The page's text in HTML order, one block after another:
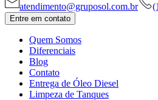
atendimento@gruposol.com.br
Entre em contato
Quem Somos
Diferenciais
Blog
Contato
Entrega de Óleo Diesel
Limpeza de Tanques